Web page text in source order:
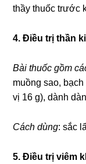
thầy thuốc trước
4. Điều trị thần
Bài thuốc gồm
muồng sao,
vị 16 g), dành
Cách dùng: sắc
5. Điều trị viêm